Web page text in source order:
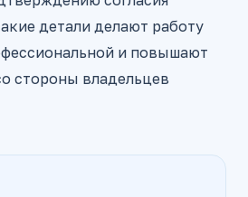
детали делают работу
и повышают
стороны владельцев